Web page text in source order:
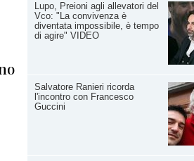
Lupo, Preioni agli allevatori del
Vco: "La convivenza è
diventata impossibile, è tempo
di agire" VIDEO
Salvatore Ranieri ricorda
l'incontro con Francesco
Guccini